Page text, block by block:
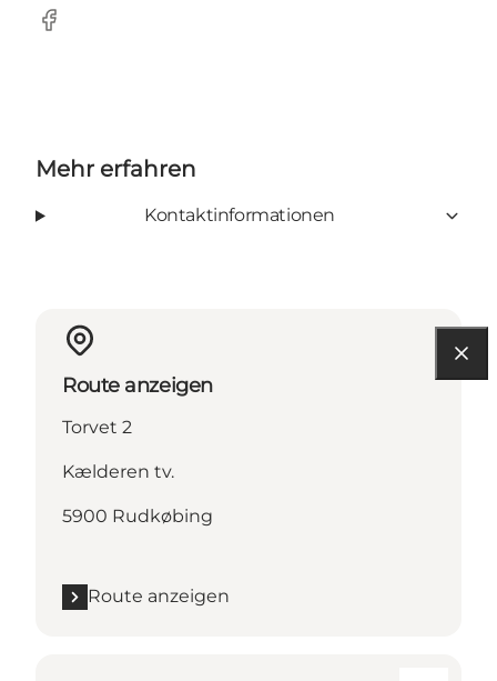
facebook
Mehr erfahren
Kontaktinformationen
Route anzeigen
Torvet 2
Kælderen tv.
5900 Rudkøbing
Route anzeigen